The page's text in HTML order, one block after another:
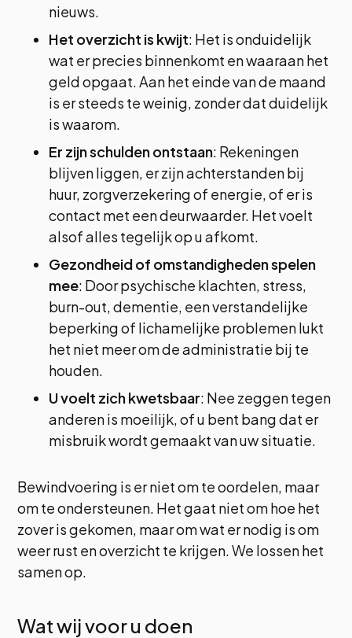
nieuws.
Het overzicht is kwijt: Het is onduidelijk
wat er precies binnenkomt en waaraan het
geld opgaat. Aan het einde van de maand
is er steeds te weinig, zonder dat duidelijk
is waarom.
Er zijn schulden ontstaan: Rekeningen
blijven liggen, er zijn achterstanden bij
huur, zorgverzekering of energie, of er is
contact met een deurwaarder. Het voelt
alsof alles tegelijk op u afkomt.
Gezondheid of omstandigheden spelen
mee: Door psychische klachten, stress,
burn-out, dementie, een verstandelijke
beperking of lichamelijke problemen lukt
het niet meer om de administratie bij te
houden.
U voelt zich kwetsbaar: Nee zeggen tegen
anderen is moeilijk, of u bent bang dat er
misbruik wordt gemaakt van uw situatie.
Bewindvoering is er niet om te oordelen, maar
om te ondersteunen. Het gaat niet om hoe het
zover is gekomen, maar om wat er nodig is om
weer rust en overzicht te krijgen. We lossen het
samen op.
Wat wij voor u doen